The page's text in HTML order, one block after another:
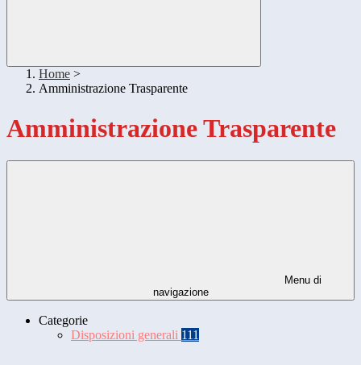
Home >
Amministrazione Trasparente
Amministrazione Trasparente
Menu di
navigazione
Categorie
Disposizioni generali 111